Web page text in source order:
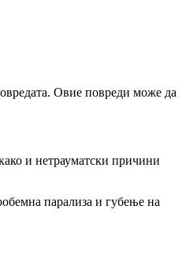
Овие повреди може да
и нетрауматски причини
парализа и губење на